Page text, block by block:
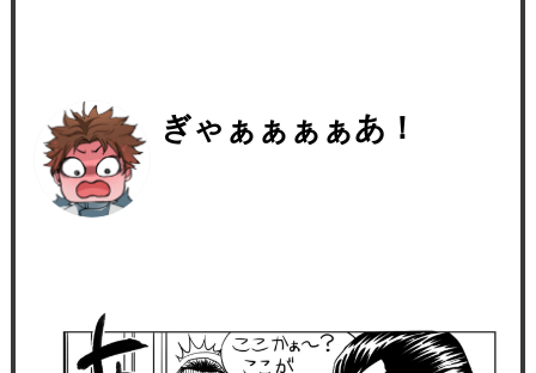
ぎゃぁぁぁぁあ！